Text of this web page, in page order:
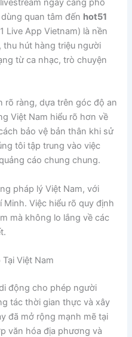
ngày càng phổ
quan tâm đến hot51
Live App Vietnam) là nền
hút hàng triệu người
từ ca nhạc, trò chuyện
rõ ràng, dựa trên góc độ an
Việt Nam hiểu rõ hơn về
bảo vệ bản thân khi sử
tôi tập trung vào việc
cáo chung chung.
pháp lý Việt Nam, với
Việc hiểu rõ quy định
mà không lo lắng về các
Việt Nam
động cho phép người
tác thời gian thực và xây
đã mở rộng mạnh mẽ tại
văn hóa địa phương và